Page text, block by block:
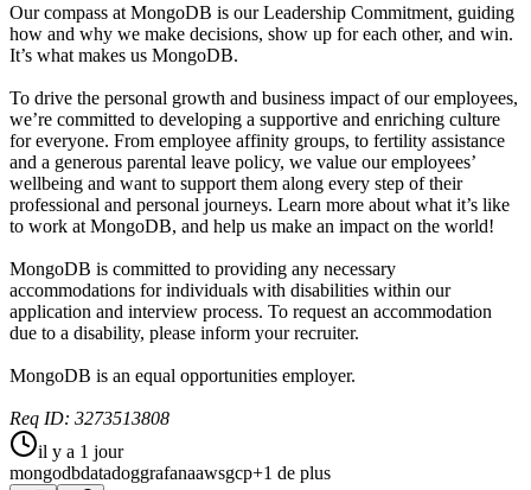
Our compass at MongoDB is our Leadership Commitment, guiding
how and why we make decisions, show up for each other, and win.
It’s what makes us MongoDB.
To drive the personal growth and business impact of our employees,
we’re committed to developing a supportive and enriching culture
for everyone. From employee affinity groups, to fertility assistance
and a generous parental leave policy, we value our employees’
wellbeing and want to support them along every step of their
professional and personal journeys. Learn more about what it’s like
to work at MongoDB, and help us make an impact on the world!
MongoDB is committed to providing any necessary
accommodations for individuals with disabilities within our
application and interview process. To request an accommodation
due to a disability, please inform your recruiter.
MongoDB is an equal opportunities employer.
Req ID: 3273513808
il y a 1 jour
mongodbdatadoggrafanaawsgcp+1 de plus